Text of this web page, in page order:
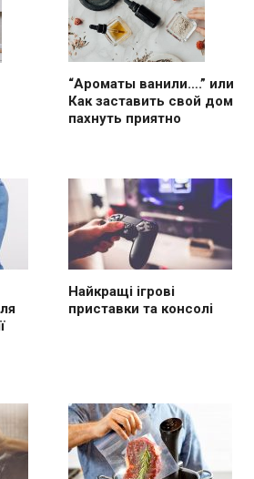
“Ароматы ванили….” или
Как заставить свой дом
пахнуть приятно
Найкращі ігрові
приставки та консолі